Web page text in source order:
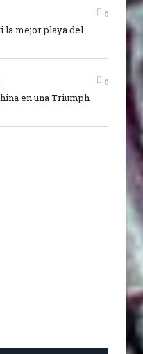
5
la mejor playa del
5
en una Triumph